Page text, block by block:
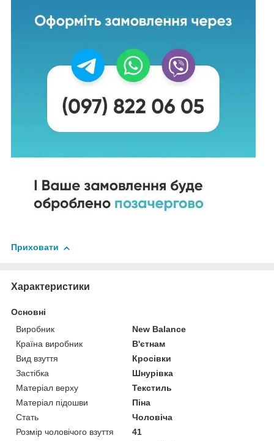
Приховати
Характеристики
Основні
Виробник
New Balance
Країна виробник
В'єтнам
Вид взуття
Кросівки
Застібка
Шнурівка
Матеріал верху
Текстиль
Матеріал підошви
Піна
Стать
Чоловіча
Розмір чоловічого взуття
41